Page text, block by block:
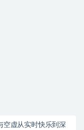
空虚从实时快乐到深